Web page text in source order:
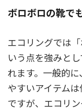
ボロボロの靴で
エコリングでは
いう点を強みと
れます。一般的
やすいアイテム
ですが、エコリ